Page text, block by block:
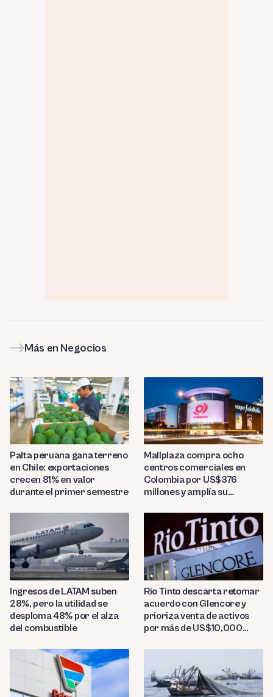
Más en Negocios
Palta peruana gana terreno
en Chile: exportaciones
crecen 81% en valor
durante el primer semestre
Mallplaza compra ocho
centros comerciales en
Colombia por US$376
millones y amplía su
Ingresos de LATAM suben
28%, pero la utilidad se
desploma 48% por el alza
del combustible
Rio Tinto descarta retomar
acuerdo con Glencore y
prioriza venta de activos
por más de US$10,000